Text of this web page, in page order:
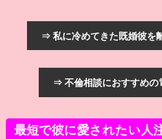
⇒ 私に冷めてきた既婚彼を
⇒ 不倫相談におすすめの
最短で彼に愛されたい人